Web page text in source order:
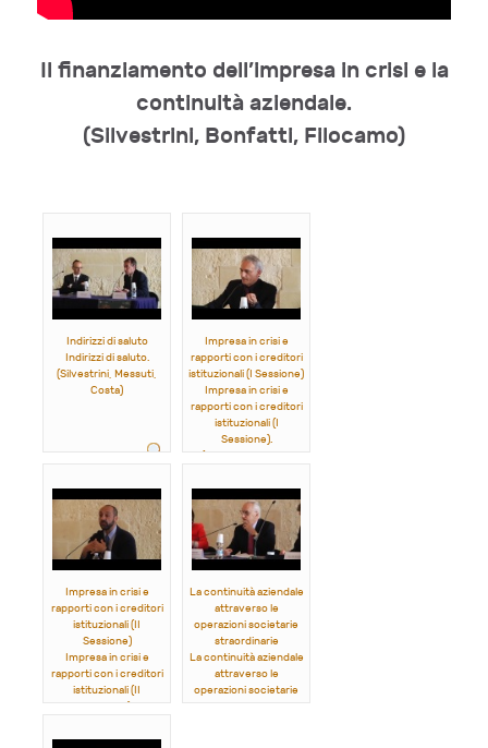
Il finanziamento dell’impresa in crisi e la
continuità aziendale.
(Silvestrini, Bonfatti, Filocamo)
Indirizzi di saluto
Indirizzi di saluto.
(Silvestrini, Messuti,
Costa)
Impresa in crisi e
rapporti con i creditori
istituzionali (I Sessione)
Impresa in crisi e
rapporti con i creditori
istituzionali (I
Sessione).
Impresa in crisi e
rapporti con i creditori
istituzionali (II
Sessione)
Impresa in crisi e
rapporti con i creditori
istituzionali (II
Aprile)
La continuità aziendale
attraverso le
operazioni societarie
straordinarie
La continuità aziendale
attraverso le
operazioni societarie